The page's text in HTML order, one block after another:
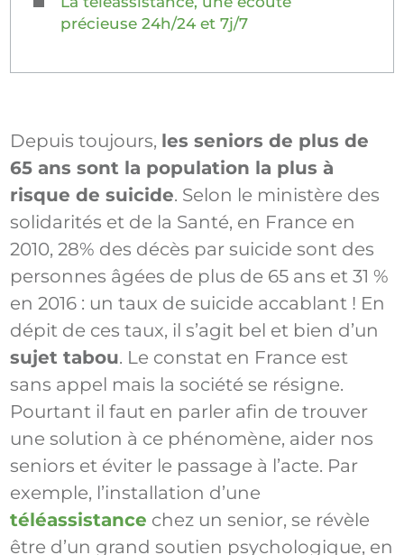
précieuse 24h/24 et 7j/7
Depuis toujours, les seniors de plus de
65 ans sont la population la plus à
risque de suicide. Selon le ministère des
solidarités et de la Santé, en France en
2010, 28% des décès par suicide sont des
personnes âgées de plus de 65 ans et 31 %
en 2016 : un taux de suicide accablant ! En
dépit de ces taux, il s’agit bel et bien d’un
sujet tabou. Le constat en France est
sans appel mais la société se résigne.
Pourtant il faut en parler afin de trouver
une solution à ce phénomène, aider nos
seniors et éviter le passage à l’acte. Par
exemple, l’installation d’une
téléassistance chez un senior, se révèle
être d’un grand soutien psychologique, en